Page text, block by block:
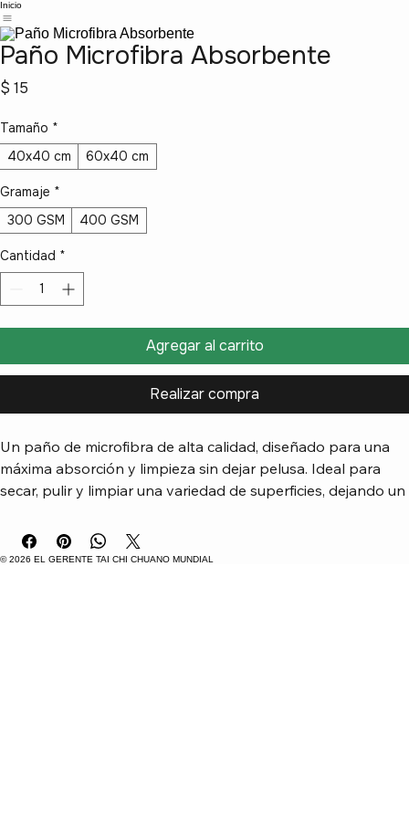
Inicio
Paño Microfibra Absorbente
$ 15
Tamaño *
40x40 cm
60x40 cm
Gramaje *
300 GSM
400 GSM
Cantidad *
Agregar al carrito
Realizar compra
Un paño de microfibra de alta calidad, diseñado para una
máxima absorción y limpieza sin dejar pelusa. Ideal para
secar, pulir y limpiar una variedad de superficies, dejando un
© 2026 EL GERENTE TAI CHI CHUANO MUNDIAL